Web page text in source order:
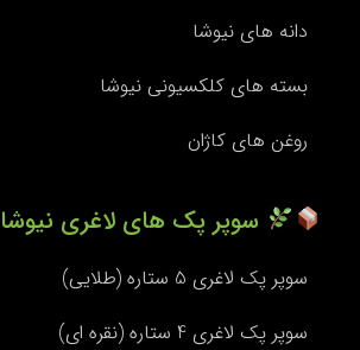
دانه های نیوشا
بسته های کلکسیونی نیوشا
روغن های کاژان
سوپر پک های لاغری نیوشا
سوپر پک لاغری 5 ستاره (طلایی)
سوپر پک لاغری 4 ستاره (نقره ای)